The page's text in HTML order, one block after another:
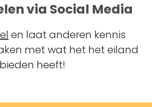
via Social Media
en laat anderen kennis
met wat het het eiland
heeft!